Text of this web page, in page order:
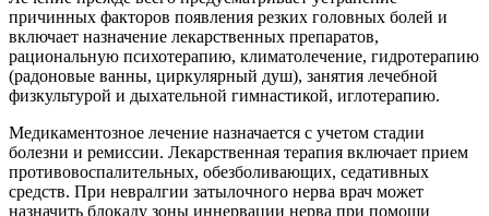
причинных факторов появления резких головных болей и
включает назначение лекарственных препаратов,
рациональную психотерапию, климатолечение, гидротерапию
(радоновые ванны, циркулярный душ), занятия лечебной
физкультурой и дыхательной гимнастикой, иглотерапию.
Медикаментозное лечение назначается с учетом стадии
болезни и ремиссии. Лекарственная терапия включает прием
противовоспалительных, обезболивающих, седативных
средств. При невралгии затылочного нерва врач может
назначить блокаду зоны иннервации нерва при помощи